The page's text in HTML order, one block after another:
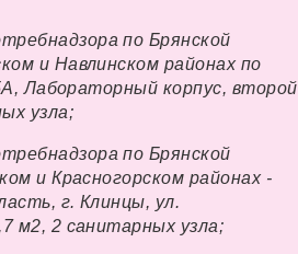
по Брянской
и Навлинском районах по
Лабораторный корпус, второй
узла;
по Брянской
и Красногорском районах -
г. Клинцы, ул.
м2, 2 санитарных узла;